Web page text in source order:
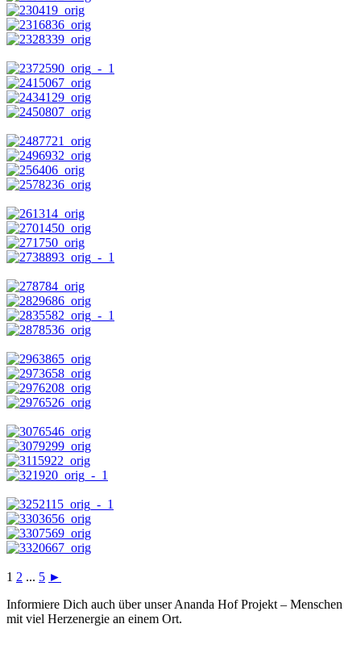
1 2 ... 5 ►
Informiere Dich auch über unser Ananda Hof Projekt – Menschen
mit viel Herzenergie an einem Ort.